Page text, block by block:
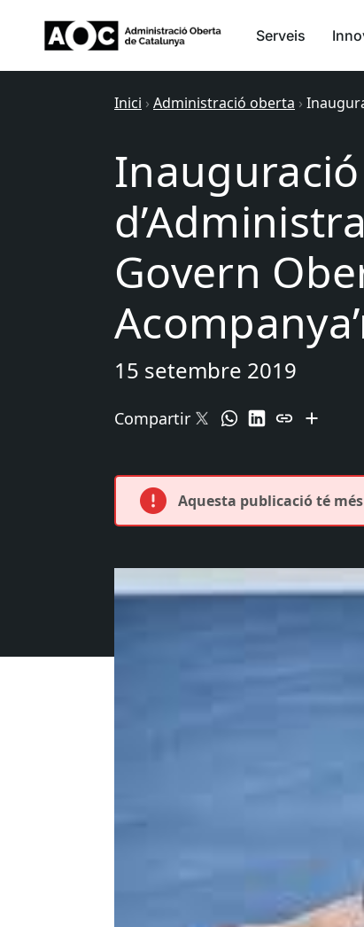
Serveis
Inici › Administració oberta ›
Govern
15 setembre 2019
Compartir
Aquesta publicació té